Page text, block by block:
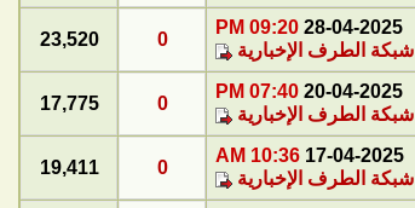
28-04-2025
09:20 PM
شبكة الطرف الإخبارية
0
23,520
20-04-2025
07:40 PM
شبكة الطرف الإخبارية
0
17,775
17-04-2025
10:36 AM
شبكة الطرف الإخبارية
0
19,411